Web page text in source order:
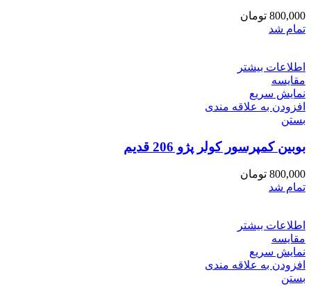
800,000 تومان
تمام شد
اطلاعات بیشتر
مقایسه
نمایش سریع
افزودن به علاقه مندی
بستن
بوبین کمپرسور کولر پژو 206 قدیم
800,000 تومان
تمام شد
اطلاعات بیشتر
مقایسه
نمایش سریع
افزودن به علاقه مندی
بستن